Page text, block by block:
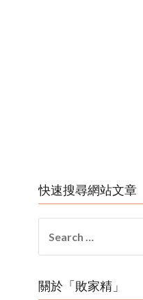
快速搜尋網站文章
for:
關於「敗家精」